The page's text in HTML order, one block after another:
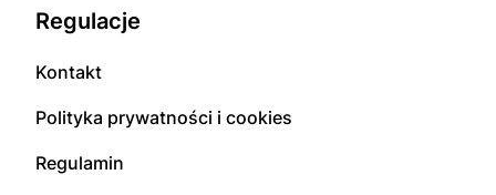
Regulacje
Kontakt
Polityka prywatności i cookies
Regulamin